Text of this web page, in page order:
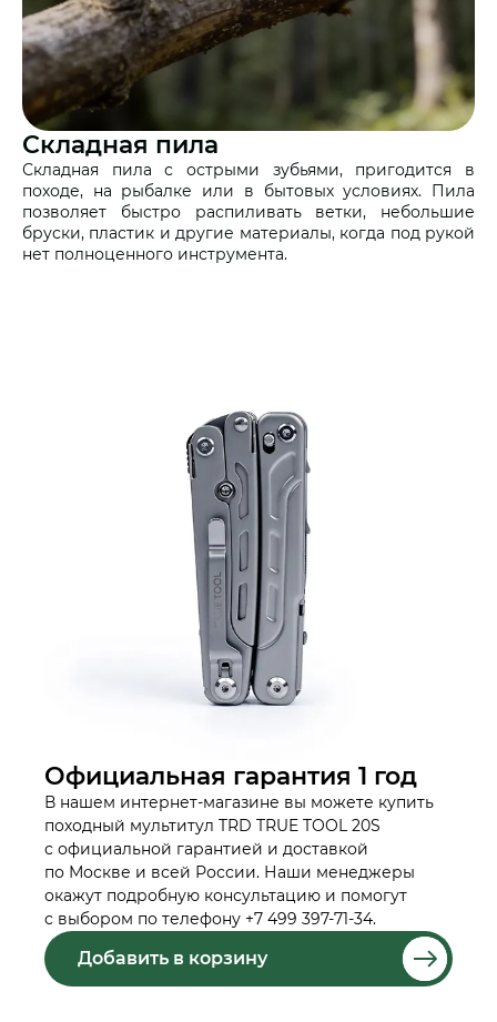
Складная пила
Складная пила с острыми зубьями, пригодится в
походе, на рыбалке или в бытовых условиях. Пила
позволяет быстро распиливать ветки, небольшие
бруски, пластик и другие материалы, когда под рукой
нет полноценного инструмента.
Официальная гарантия 1 год
В нашем интернет-магазине вы можете купить
походный мультитул TRD TRUE TOOL 20S
с официальной гарантией и доставкой
по Москве и всей России. Наши менеджеры
окажут подробную консультацию и помогут
с выбором по телефону +7 499 397-71-34.
Добавить в корзину